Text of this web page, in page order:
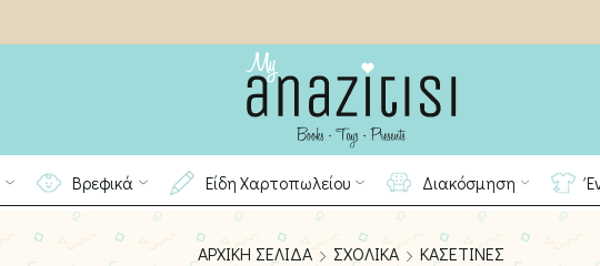
Βρεφικά Είδη Χαρτοπωλείου Διακόσμηση
ΑΡΧΙΚΉ ΣΕΛΊΔΑ ΣΧΟΛΙΚΆ ΚΑΣΕΤΊΝΕΣ